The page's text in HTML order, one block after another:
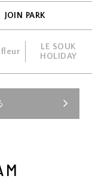
JOIN PARK
LE SOUK
HOLIDAY